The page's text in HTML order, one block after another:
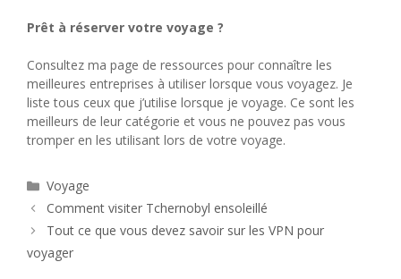
Prêt à réserver votre voyage ?
Consultez ma page de ressources pour connaître les
meilleures entreprises à utiliser lorsque vous voyagez. Je
liste tous ceux que j’utilise lorsque je voyage. Ce sont les
meilleurs de leur catégorie et vous ne pouvez pas vous
tromper en les utilisant lors de votre voyage.
Catégories
Voyage
Comment visiter Tchernobyl ensoleillé
Tout ce que vous devez savoir sur les VPN pour
voyager